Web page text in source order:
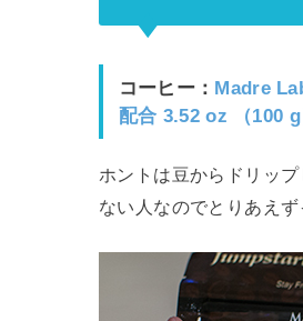
コーヒー： Madre
配合 3.52 oz （100 g
ホントは豆からドリッ
ない人なのでとりあえず